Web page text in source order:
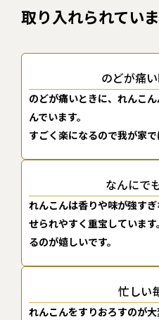
取り入れられてい
のどが痛
のどが痛いときに、れんこ
んでいます。
すごく楽になるので我が家で
なんにで
れんこんは香りや味が強す
せられやすく重宝していま
るのが嬉しいです。
忙しい
れんこんをすりおろすのが